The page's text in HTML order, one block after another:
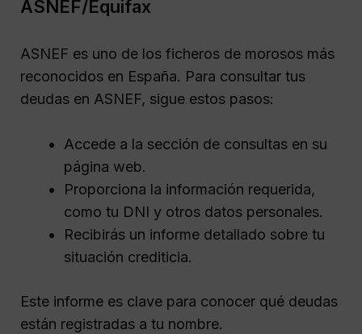
ASNEF/Equifax
ASNEF es uno de los ficheros de morosos más
reconocidos en España. Para consultar tus
deudas en ASNEF, sigue estos pasos:
Accede a la sección de consultas en su
página web.
Proporciona la información requerida,
como tu DNI y otros datos personales.
Recibirás un informe detallado sobre tu
situación crediticia.
Este informe es clave para conocer qué deudas
están registradas a tu nombre.